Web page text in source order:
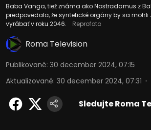
Baba Vanga, tiež známa ako Nostradamus z
predpovedala, že syntetické orgány by sa mohli
vyrábať v roku 2046.
Reprofoto
Roma Television
Publikované: 30 december 2024, 07:15
Aktualizované: 30 december 2024, 07:31
Sledujte Roma